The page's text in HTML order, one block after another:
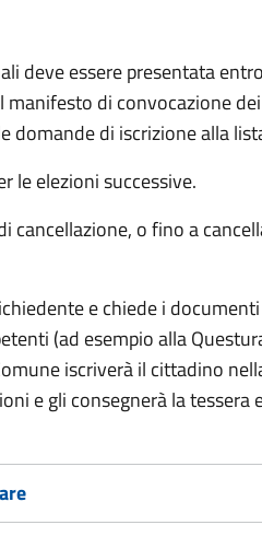
deve essere presentata
di convocazione
domande di iscrizione alla
le elezioni successive.
cancellazione, o fino a
e chiede i
(ad esempio alla
iscriverà il cittadino
e gli consegnerà la tessera